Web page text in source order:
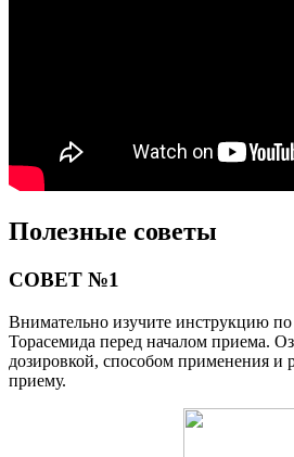
Полезные советы
СОВЕТ №1
Внимательно изучите инструкцию
Торасемида перед началом приема.
дозировкой, способом применения и
приему.